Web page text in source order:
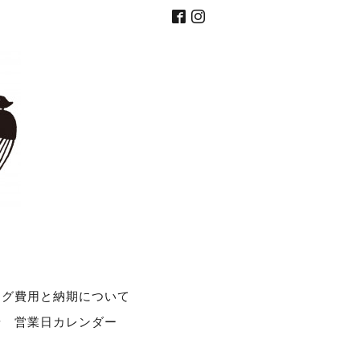
費用と納期について
営業日カレンダー